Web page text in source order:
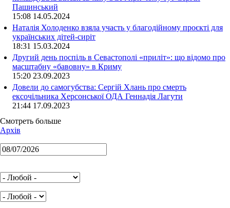
Пашинський
15:08 14.05.2024
Наталія Холоденко взяла участь у благодійному проєкті для
українських дітей-сиріт
18:31 15.03.2024
Другий день поспіль в Севастополі «приліт»: що відомо про
масштабну «бавовну» в Криму
15:20 23.09.2023
Довели до самогубства: Сергій Хлань про смерть
ексочільника Херсонської ОДА Геннадія Лагути
21:44 17.09.2023
Смотреть больше
Архів